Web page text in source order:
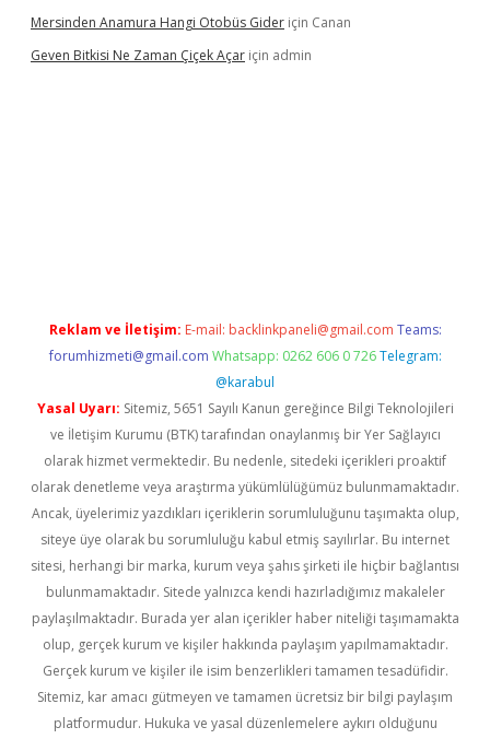
Mersinden Anamura Hangi Otobüs Gider için Canan
Geven Bitkisi Ne Zaman Çiçek Açar için admin
Reklam ve İletişim: E-mail: backlinkpaneli@gmail.com Teams:
forumhizmeti@gmail.com Whatsapp: 0262 606 0 726 Telegram:
@karabul
Yasal Uyarı: Sitemiz, 5651 Sayılı Kanun gereğince Bilgi Teknolojileri
ve İletişim Kurumu (BTK) tarafından onaylanmış bir Yer Sağlayıcı
olarak hizmet vermektedir. Bu nedenle, sitedeki içerikleri proaktif
olarak denetleme veya araştırma yükümlülüğümüz bulunmamaktadır.
Ancak, üyelerimiz yazdıkları içeriklerin sorumluluğunu taşımakta olup,
siteye üye olarak bu sorumluluğu kabul etmiş sayılırlar. Bu internet
sitesi, herhangi bir marka, kurum veya şahıs şirketi ile hiçbir bağlantısı
bulunmamaktadır. Sitede yalnızca kendi hazırladığımız makaleler
paylaşılmaktadır. Burada yer alan içerikler haber niteliği taşımamakta
olup, gerçek kurum ve kişiler hakkında paylaşım yapılmamaktadır.
Gerçek kurum ve kişiler ile isim benzerlikleri tamamen tesadüfidir.
Sitemiz, kar amacı gütmeyen ve tamamen ücretsiz bir bilgi paylaşım
platformudur. Hukuka ve yasal düzenlemelere aykırı olduğunu